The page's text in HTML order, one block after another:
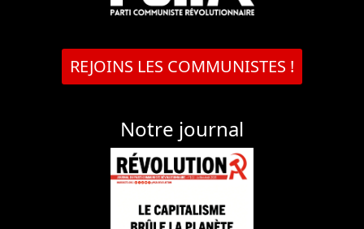
REJOINS LES COMMUNISTES !
Notre journal